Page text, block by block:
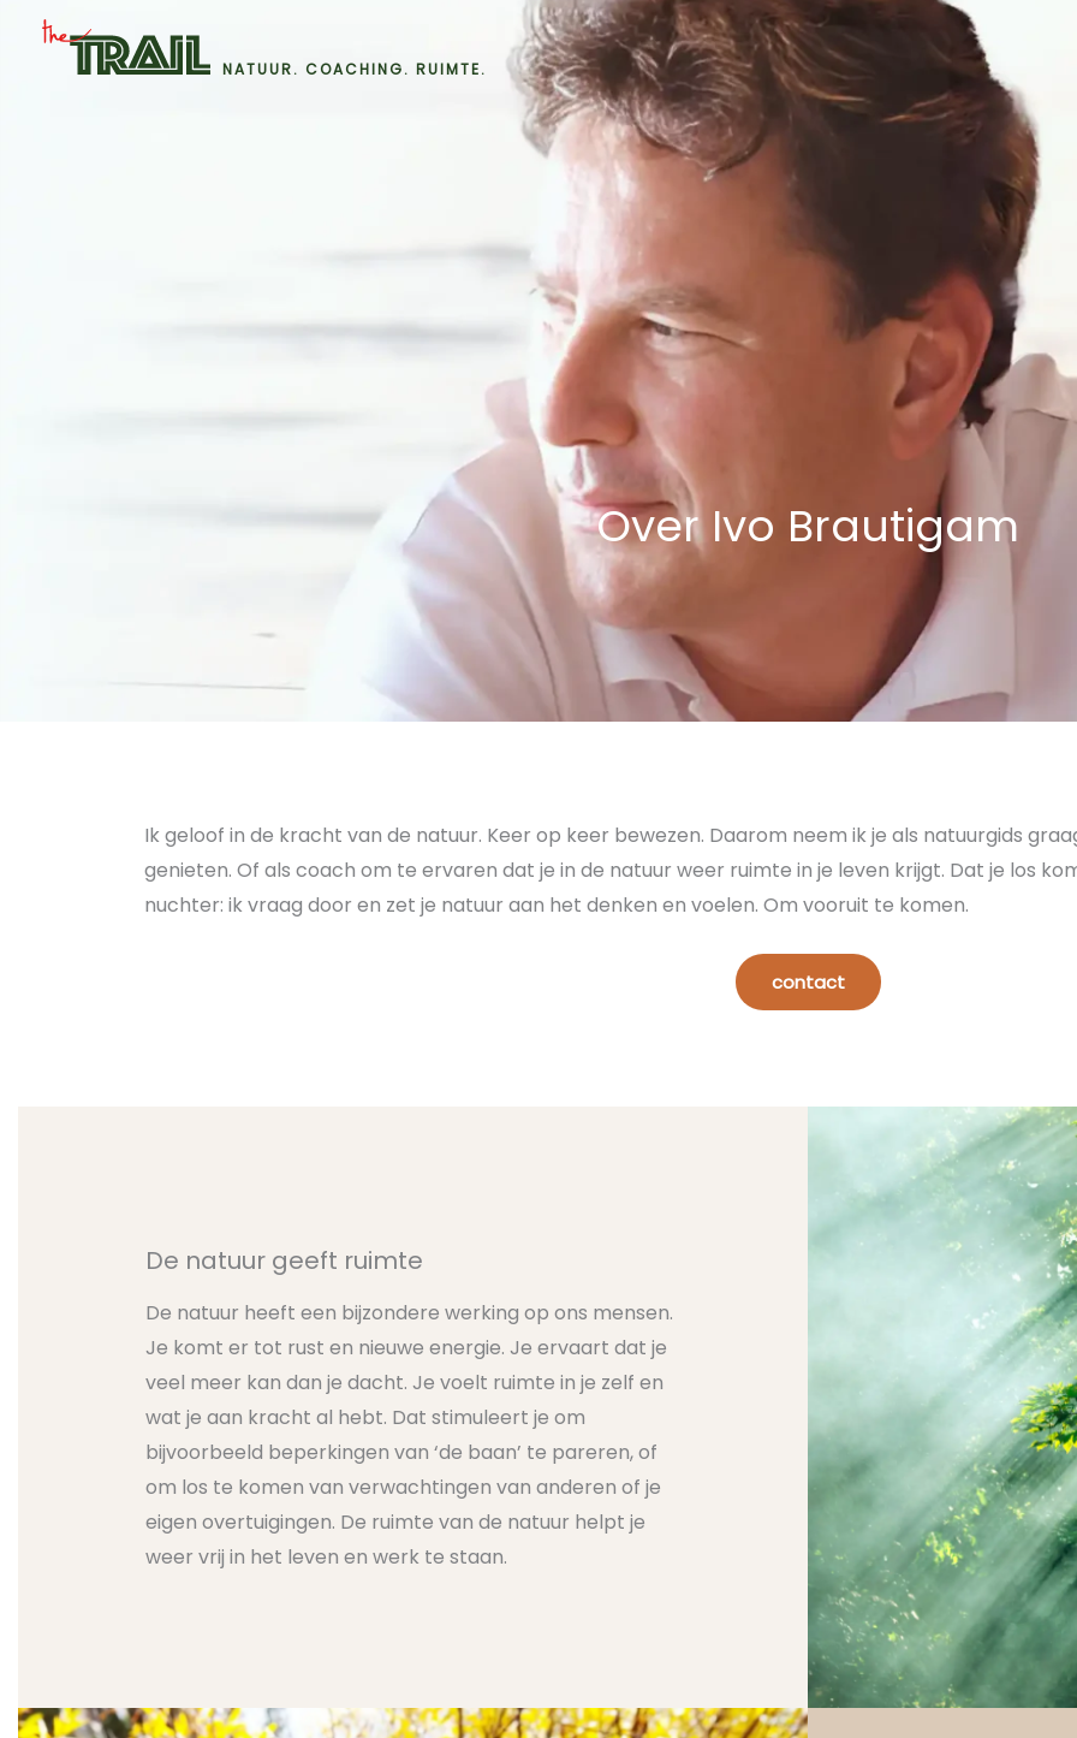
NATUUR. COACHING. RUIMTE.
Over Ivo Brautigam
Ik geloof in de kracht van de natuur. Keer op keer bewezen. Daarom neem ik je als natuurgids
genieten. Of als coach om te ervaren dat je in de natuur weer ruimte in je leven krijgt. Dat je los
nuchter: ik vraag door en zet je natuur aan het denken en voelen. Om vooruit te komen.
contact
De natuur geeft ruimte
De natuur heeft een bijzondere werking op ons mensen.
Je komt er tot rust en nieuwe energie. Je ervaart dat je
veel meer kan dan je dacht. Je voelt ruimte in je zelf en
wat je aan kracht al hebt. Dat stimuleert je om
bijvoorbeeld beperkingen van ‘de baan’ te pareren, of
om los te komen van verwachtingen van anderen of je
eigen overtuigingen. De ruimte van de natuur helpt je
weer vrij in het leven en werk te staan.